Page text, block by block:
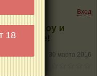
18
Вход
идеи, шоу и
в Польше!
30 марта 2016